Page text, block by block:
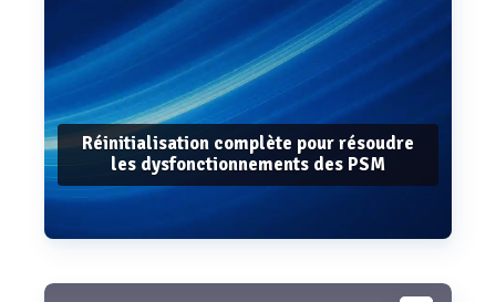
Réinitialisation complète pour résoudre
les dysfonctionnements des PSM